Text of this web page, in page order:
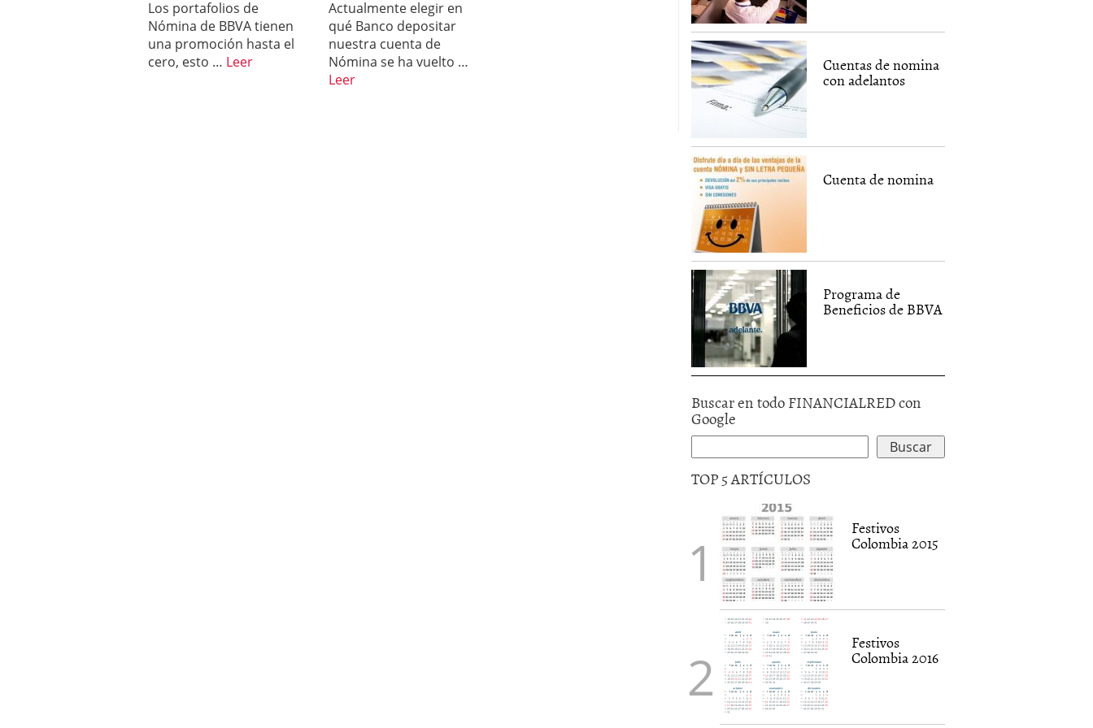
Los portafolios de
Nómina de BBVA tienen
una promoción hasta el
cero, esto … Leer
Actualmente elegir en
qué Banco depositar
nuestra cuenta de
Nómina se ha vuelto …
Leer
Cuentas de nomina
con adelantos
Cuenta de nomina
Programa de
Beneficios de BBVA
Buscar en todo FINANCIALRED con
Google
TOP 5 ARTÍCULOS
Festivos
Colombia 2015
Festivos
Colombia 2016